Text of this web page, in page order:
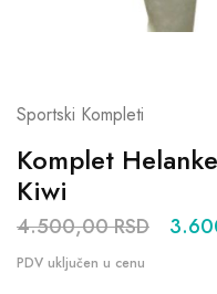
Sportski Kompleti
Komplet
Kiwi
4.500,00RSD